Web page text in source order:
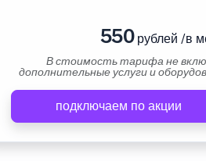
550рублей /в
В стоимость тарифа не
дополнительные услуги и
подключаем по акции